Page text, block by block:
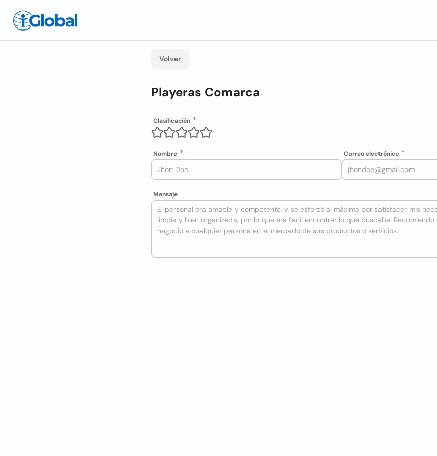
Volver
Playeras Comarca
Clasificación
Nombre Correo electrónico
Mensaje